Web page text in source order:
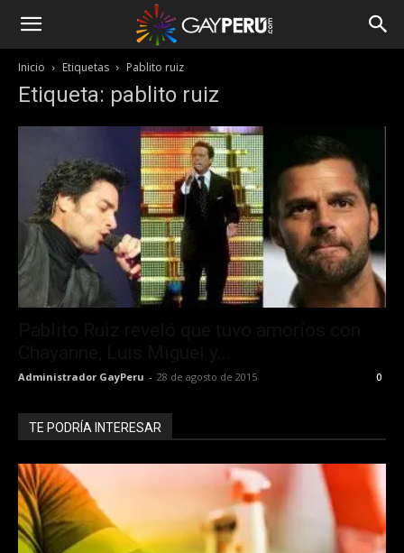
Inicio Etiquetas Pablito ruiz
Etiqueta: pablito ruiz
Administrador GayPeru - 28 de agosto de 2015 0
TE PODRÍA INTERESAR